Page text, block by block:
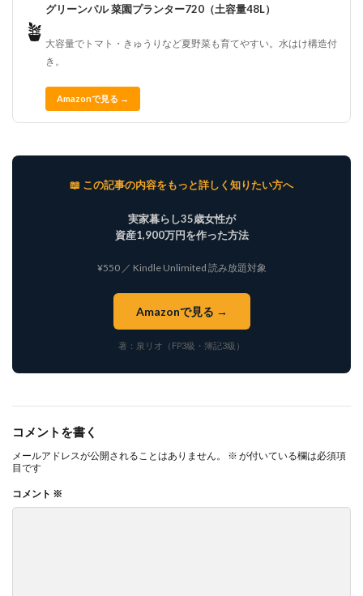
🪴
グリーンパル 菜園プランター720（土容量48L）
大容量でトマト・きゅうりなど夏野菜も育てやすい。水はけ構造付
き。
Amazonで見る →
📖 この記事の内容をもっと詳しく知りたい方へ
実家暮らし35歳女性が
資産1,900万円を作った方法
¥550 ／ Kindle Unlimited 読み放題対象
Amazonで見る →
著：泉リオ（FP3級・簿記3級）
コメントを書く
メールアドレスが公開されることはありません。 ※ が付いている欄は必須項
目です
コメント ※